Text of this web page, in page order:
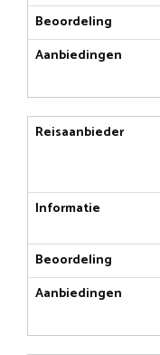
Beoordeling
Aanbiedingen
Reisaanbieder
Informatie
Beoordeling
Aanbiedingen